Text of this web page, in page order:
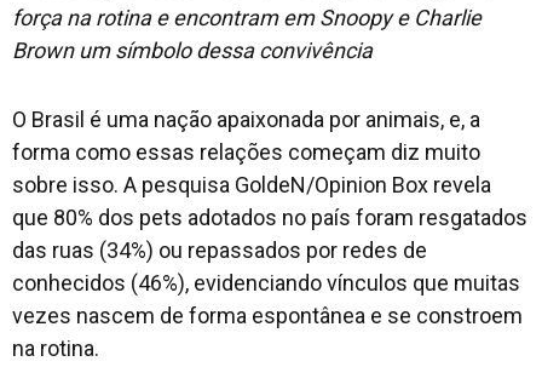
força na rotina e encontram em Snoopy e Charlie
Brown um símbolo dessa convivência
O Brasil é uma nação apaixonada por animais, e, a
forma como essas relações começam diz muito
sobre isso. A pesquisa GoldeN/Opinion Box revela
que 80% dos pets adotados no país foram resgatados
das ruas (34%) ou repassados por redes de
conhecidos (46%), evidenciando vínculos que muitas
vezes nascem de forma espontânea e se constroem
na rotina.